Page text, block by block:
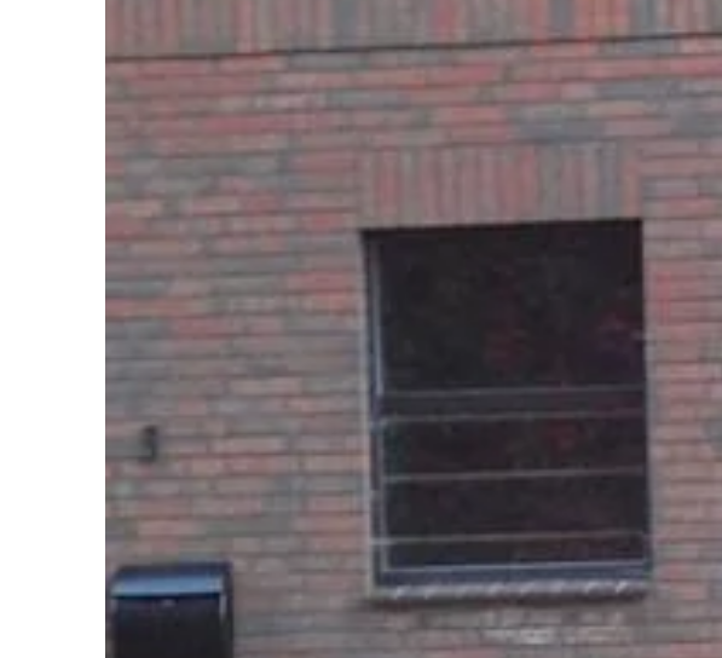
środków transportu. Samoloty
Najszybszym sposobem na dostanie się
z jednego kraju do drugiego jest
samolot. Tanie […]